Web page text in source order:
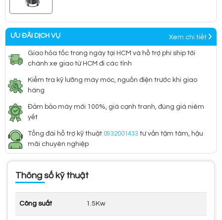
ƯU ĐÃI DỊCH VỤ Xem chi tiết
Giao hỏa tốc trong ngày tại HCM và hỗ trợ phí ship tới
chành xe giao từ HCM đi các tỉnh
Kiểm tra kỹ lưỡng máy móc, nguồn điện trước khi giao
hàng
Đảm bảo máy mới 100%, giá cạnh tranh, đúng giá niêm
yết
Tổng đài hỗ trợ kỹ thuật 0932001433 tư vấn tậm tâm, hậu
mãi chuyên nghiệp
Thông số kỹ thuật
Công suất 1.5Kw